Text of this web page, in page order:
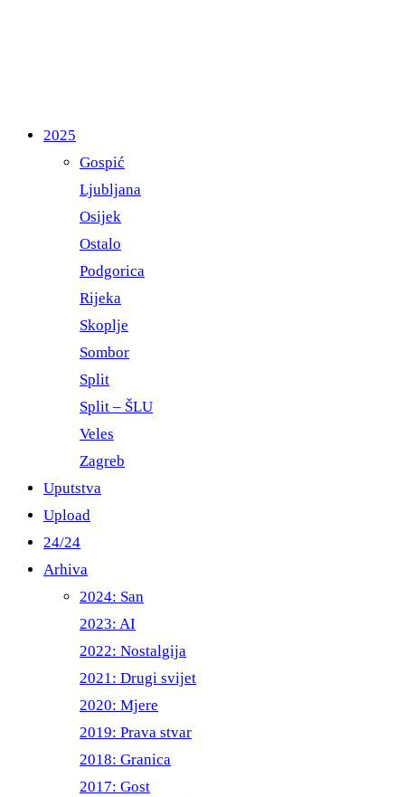
2025
Gospić
Ljubljana
Osijek
Ostalo
Podgorica
Rijeka
Skoplje
Sombor
Split
Split – ŠLU
Veles
Zagreb
Uputstva
Upload
24/24
Arhiva
2024: San
2023: AI
2022: Nostalgija
2021: Drugi svijet
2020: Mjere
2019: Prava stvar
2018: Granica
2017: Gost